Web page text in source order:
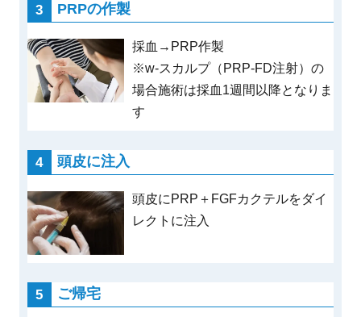
PRPの作製
採血→PRP作製
※w-スカルプ（PRP-FD注射）の
場合施術は採血1週間以降となりま
す
頭皮に注入
頭皮にPRP＋FGFカクテルをダイ
レクトに注入
ご帰宅